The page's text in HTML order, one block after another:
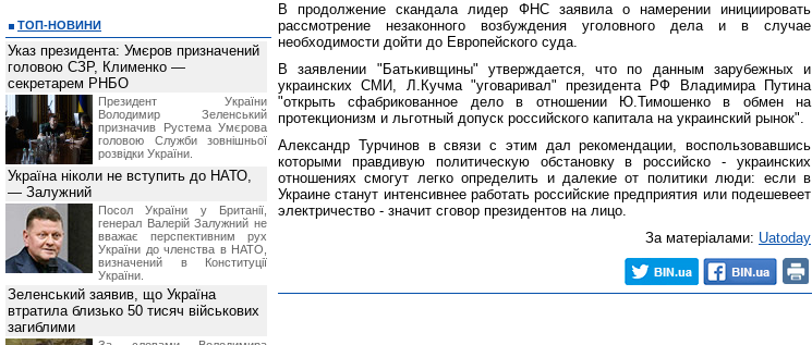
В продолжение скандала лидер ФНС заявила о намерении инициировать
рассмотрение незаконного возбуждения уголовного дела и в случае
необходимости дойти до Европейского суда.
В заявлении "Батькивщины" утверждается, что по данным зарубежных и
украинских СМИ, Л.Кучма "уговаривал" президента РФ Владимира Путина
"открыть сфабрикованное дело в отношении Ю.Тимошенко в обмен на
протекционизм и льготный допуск российского капитала на украинский рынок".
Александр Турчинов в связи с этим дал рекомендации, воспользовавшись
которыми правдивую политическую обстановку в российско - украинских
отношениях смогут легко определить и далекие от политики люди: если в
Украине станут интенсивнее работать российские предприятия или подешевеет
электричество - значит сговор президентов на лицо.
За матеріалами: Uatoday
ТОП-НОВИНИ
Указ президента: Умєров призначений
головою СЗР, Клименко —
секретарем РНБО
Президент України
Володимир Зеленський
призначив Pустема Умєрова
головою Служби зовнішньої
розвідки України.
Україна ніколи не вступить до НАТО,
— Залужний
Посол України у Британії,
генерал Валерій Залужний не
вважає перспективним рух
України до членства в НАТО,
визначений в Конституції
України.
Зеленський заявив, що Україна
втратила близько 50 тисяч військових
загиблими